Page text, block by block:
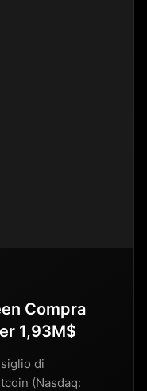
Compra
1,93M$
di
(Nasdaq: